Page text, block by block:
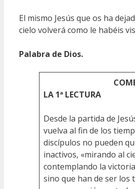
El mismo Jesús que os ha
cielo volverá como le habéis
Palabra de Dios.
LA 1ª LECTURA
Desde la partida de
vuelva al fin de los
discípulos no pueden
inactivos, «mirando al
contemplando la
sino que han de ser los